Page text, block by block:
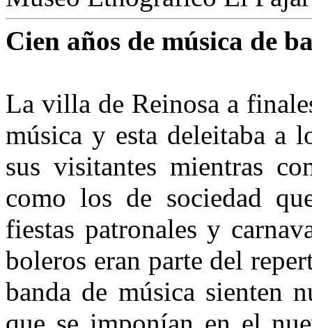
Cien años de música de
La villa de Reinosa a
músi­ca y esta deleitaba a
sus visitantes mientras
como los de socie­dad
fiestas patronales y
boleros eran parte del
ban­da de música sienten